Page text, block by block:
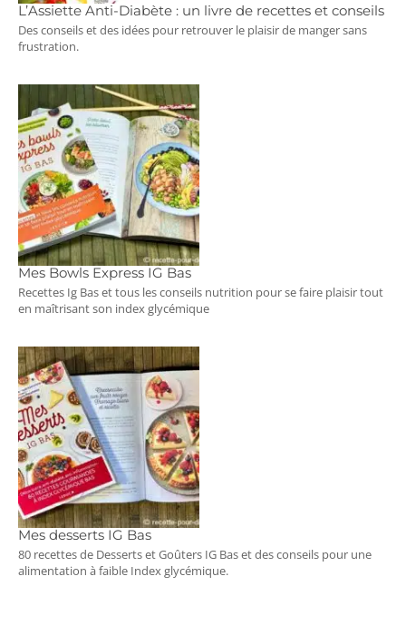
L’Assiette Anti-Diabète : un livre de recettes et conseils
Des conseils et des idées pour retrouver le plaisir de manger sans
frustration.
Mes Bowls Express IG Bas
Recettes Ig Bas et tous les conseils nutrition pour se faire plaisir tout
en maîtrisant son index glycémique
Mes desserts IG Bas
80 recettes de Desserts et Goûters IG Bas et des conseils pour une
alimentation à faible Index glycémique.